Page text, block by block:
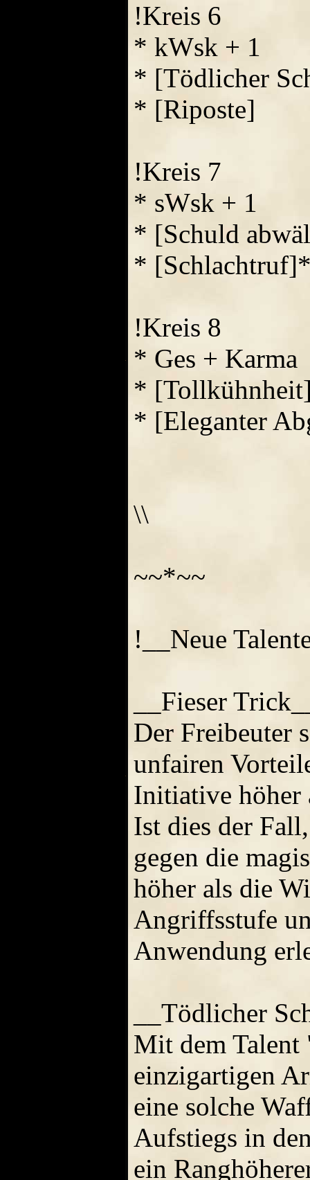
!Kreis 6
* kWsk + 1
* [Tödlicher
* [Riposte]
!Kreis 7
* sWsk + 1
* [Schuld
*
!Kreis 8
* Ges + Karma
*
* [Eleganter
\\
~~*~~
!__Neue
__Fieser
Der Freibeuter
unfairen
Initiative höher
Ist dies der
gegen die
höher als die
Angriffsstufe
Anwendung
__Tödlicher
Mit dem Talent
einzigartigen
eine solche
Aufstiegs in
ein